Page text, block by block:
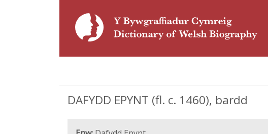
DAFYDD EPYNT (fl. c. 1460), bardd